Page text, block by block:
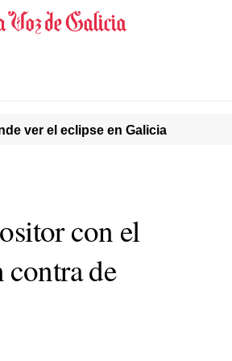
ver el eclipse en Galicia
con el
de